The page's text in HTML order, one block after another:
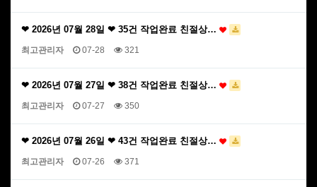
❤ 2026년 07월 28일 ❤ 35건 작업완료 친절상…
최고관리자 07-28 321
❤ 2026년 07월 27일 ❤ 38건 작업완료 친절상…
최고관리자 07-27 350
❤ 2026년 07월 26일 ❤ 43건 작업완료 친절상…
최고관리자 07-26 371